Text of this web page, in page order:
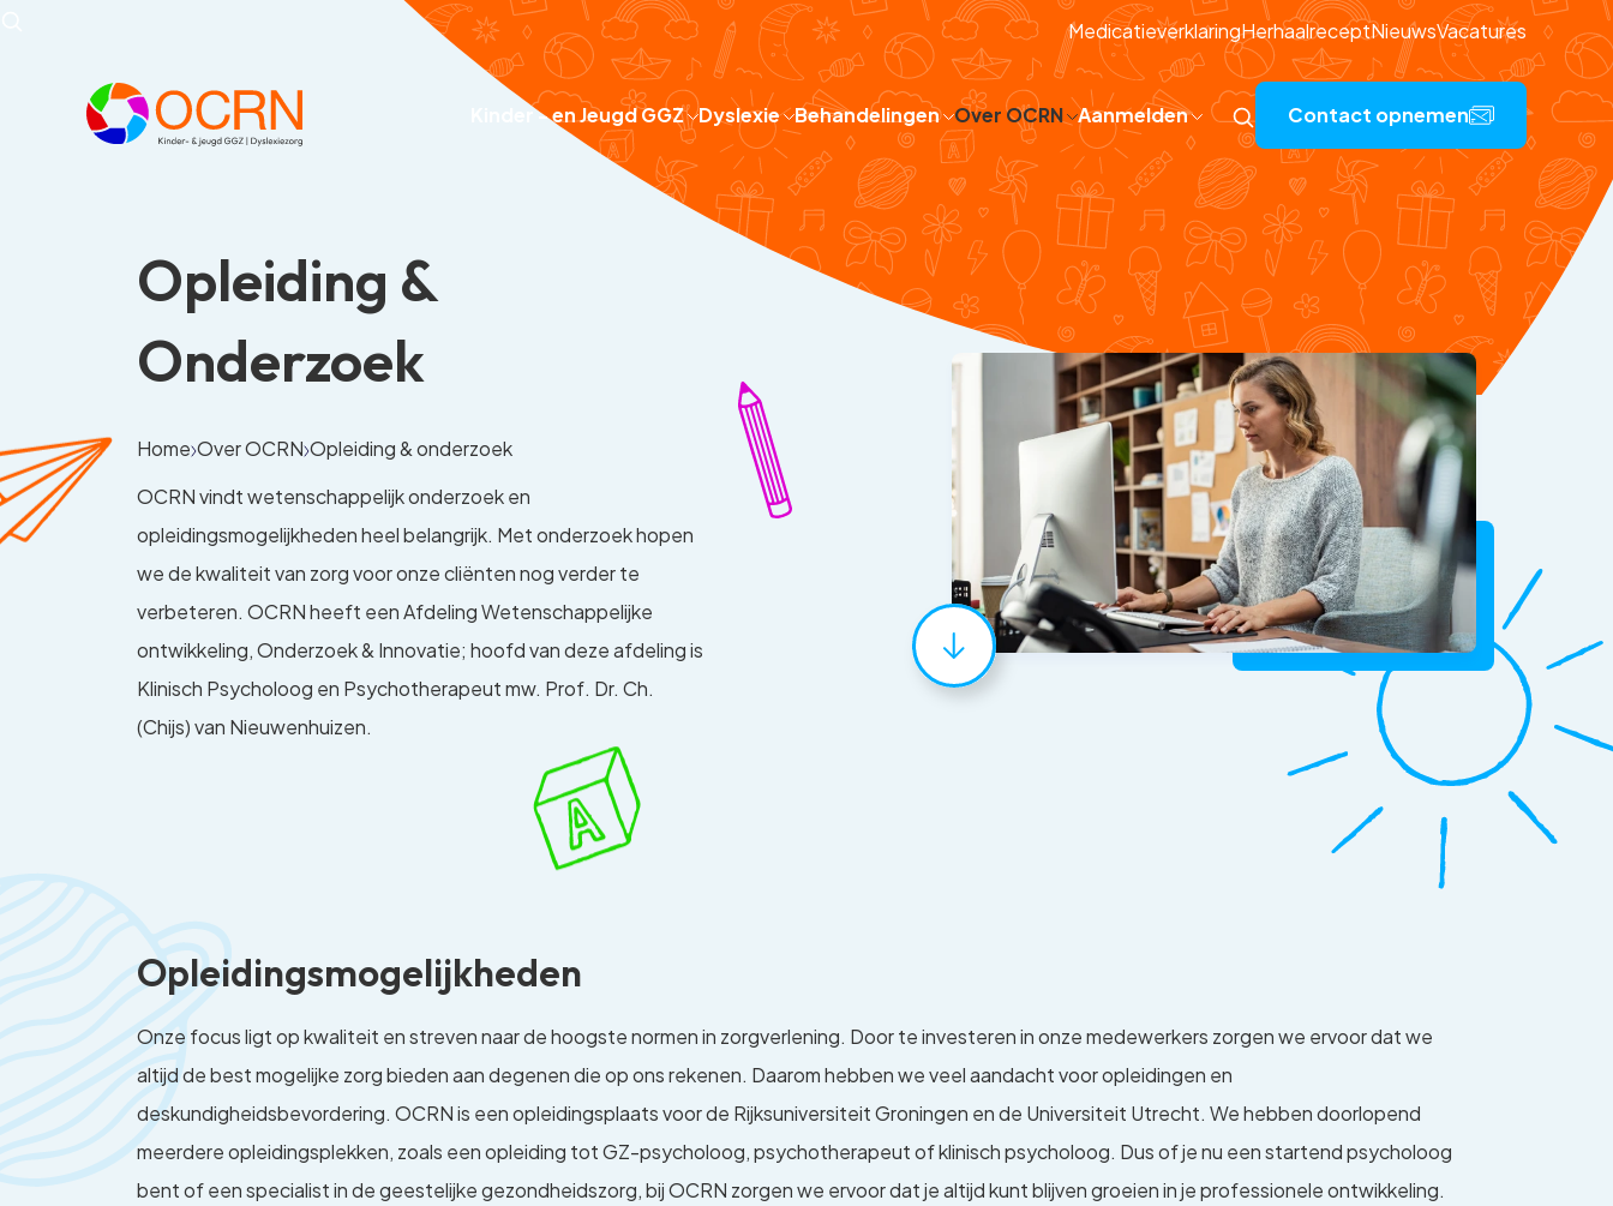
MedicatieverklaringHerhaalreceptNieuwsVacatures
Kinder - en Jeugd GGZ Dyslexie Behandelingen Over OCRN Aanmelden Contact opnemen
Opleiding &
Onderzoek
Home Over OCRN Opleiding & onderzoek
OCRN vindt wetenschappelijk onderzoek en
opleidingsmogelijkheden heel belangrijk. Met onderzoek hopen
we de kwaliteit van zorg voor onze cliënten nog verder te
verbeteren. OCRN heeft een Afdeling Wetenschappelijke
ontwikkeling, Onderzoek & Innovatie; hoofd van deze afdeling is
Klinisch Psycholoog en Psychotherapeut mw. Prof. Dr. Ch.
(Chijs) van Nieuwenhuizen.
Opleidingsmogelijkheden
Onze focus ligt op kwaliteit en streven naar de hoogste normen in zorgverlening. Door te investeren in onze medewerkers zorgen we ervoor dat we
altijd de best mogelijke zorg bieden aan degenen die op ons rekenen. Daarom hebben we veel aandacht voor opleidingen en
deskundigheidsbevordering. OCRN is een opleidingsplaats voor de Rijksuniversiteit Groningen en de Universiteit Utrecht. We hebben doorlopend
meerdere opleidingsplekken, zoals een opleiding tot GZ-psycholoog, psychotherapeut of klinisch psycholoog. Dus of je nu een startend psycholoog
bent of een specialist in de geestelijke gezondheidszorg, bij OCRN zorgen we ervoor dat je altijd kunt blijven groeien in je professionele ontwikkeling.